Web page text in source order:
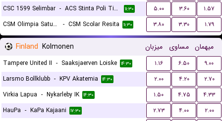
CSC 1599 Selimbar - ACS Stinta Poli Timisoara ۱۱:۳۰ ۵.۰۰ ۳.۶۰
۱.۵۷
CSM Olimpia Satu Mare
- CSM Scolar Resita ۱۱:۳۰ ۳.۸۰ ۳.۳۰ ۱.۷۹
Finland Kolmonen میزبان مساوی میهمان
Tampere United II - Saaksjaerven Loiske ۱۴:۳۰ ۱.۱۶ ۶.۵۰
۹.۰۰
Larsmo Bollklubb - KPV Akatemia ۱۴:۳۰ ۲.۰۰ ۴.۲۰
۲.۷۰
Virkia Lapua - Nykarleby IK ۱۴:۳۰ ۱.۵۰ ۴.۷۵
۴.۳۳
HauPa - KaPa Kajaani ۱۷:۳۰ ۲.۷۳ ۴.۰۰
۲.۰۰